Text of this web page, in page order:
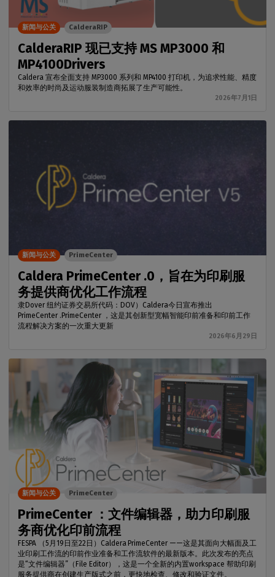
CalderaRIP 现已支持 MS MP3000 和
MP4100Drivers
Caldera 宣布全面支持 MP3000 系列和 MP4100 打印机，为追求性能、精度
和效率的时尚及运动服装制造商拓展了生产可能性。
2026年7月1日
新闻与公关 CalderaRIP
Caldera PrimeCenter .0，旨在为印刷服
务提供商优化工作流程
隶Dover 纽约证券交易所代码：DOV）Caldera今日宣布推出
PrimeCenter .PrimeCenter ，这是其创新型宽幅智能印前准备和印前工作
流程解决方案的一次重大更新
2026年6月29日
新闻与公关 PrimeCenter
PrimeCenter ：文件编辑器，助力印刷服
务商优化印前流程
FESPA （5月19日至22日）Caldera PrimeCenter ——这是其面向大幅面及工
业印刷工作流的印前作业准备和工作流软件的最新版本。此次发布的亮点
是“文件编辑器”（File Editor），这是一个全新的内置workspace 帮助印刷
服务提供商在创建生产版式之前，更快地检查、修改和验证文件。
新闻与公关 PrimeCenter